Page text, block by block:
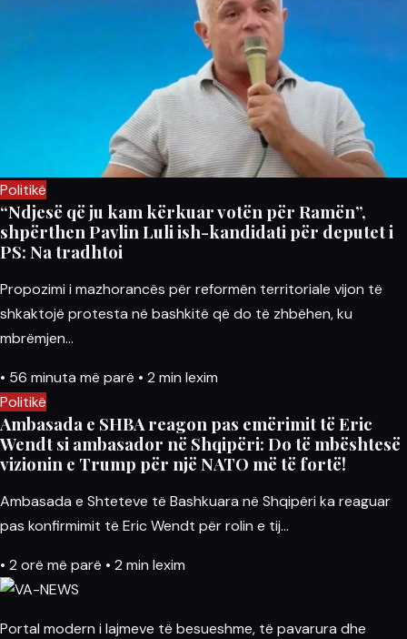
Politikë
“Ndjesë që ju kam kërkuar votën për Ramën”,
shpërthen Pavlin Luli ish-kandidati për deputet i
PS: Na tradhtoi
Propozimi i mazhorancës për reformën territoriale vijon të
shkaktojë protesta në bashkitë që do të zhbëhen, ku
mbrëmjen…
• 56 minuta më parë • 2 min lexim
Politikë
Ambasada e SHBA reagon pas emërimit të Eric
Wendt si ambasador në Shqipëri: Do të mbështesë
vizionin e Trump për një NATO më të fortë!
Ambasada e Shteteve të Bashkuara në Shqipëri ka reaguar
pas konfirmimit të Eric Wendt për rolin e tij…
• 2 orë më parë • 2 min lexim
Portal modern i lajmeve të besueshme, të pavarura dhe